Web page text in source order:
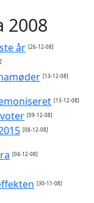
2008
år [26-12-08]
[13-12-08]
[13-12-08]
[09-12-08]
[08-12-08]
[04-12-08]
[30-11-08]